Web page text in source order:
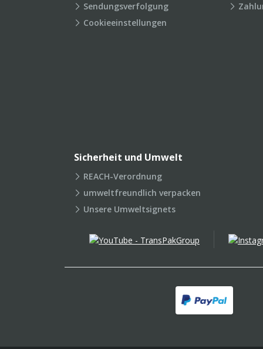
Sendungsverfolgung
Cookieeinstellungen
Sicherheit und Umwelt
REACH-Verordnung
umweltfreundlich verpacken
Unsere Umweltsignets